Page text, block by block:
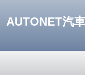
AUTONET汽